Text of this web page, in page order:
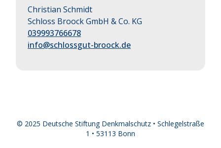
Christian Schmidt
Schloss Broock GmbH & Co. KG
039993766678
info@schlossgut-broock.de
© 2025 Deutsche Stiftung Denkmalschutz • Schlegelstraße
1 • 53113 Bonn